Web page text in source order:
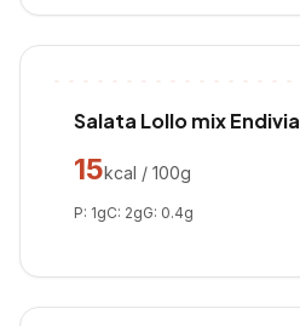
Salata Lollo mix Endivia
15kcal / 100g
P: 1gC: 2gG: 0.4g